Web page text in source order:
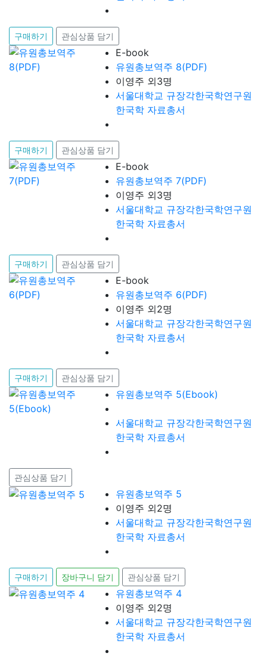
구매하기 관심상품 담기
E-book
유원총보역주 8(PDF)
이영주 외3명
서울대학교 규장각한국학연구원
한국학 자료총서
구매하기 관심상품 담기
E-book
유원총보역주 7(PDF)
이영주 외3명
서울대학교 규장각한국학연구원
한국학 자료총서
구매하기 관심상품 담기
E-book
유원총보역주 6(PDF)
이영주 외2명
서울대학교 규장각한국학연구원
한국학 자료총서
구매하기 관심상품 담기
유원총보역주 5(Ebook)
서울대학교 규장각한국학연구원
한국학 자료총서
관심상품 담기
유원총보역주 5
이영주 외2명
서울대학교 규장각한국학연구원
한국학 자료총서
구매하기 장바구니 담기 관심상품 담기
유원총보역주 4
이영주 외2명
서울대학교 규장각한국학연구원
한국학 자료총서